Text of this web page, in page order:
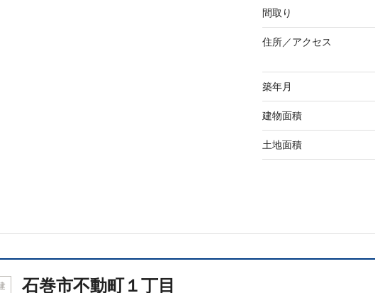
間取り
住所／アクセス
築年月
建物面積
土地面積
石巻市不動町１丁目